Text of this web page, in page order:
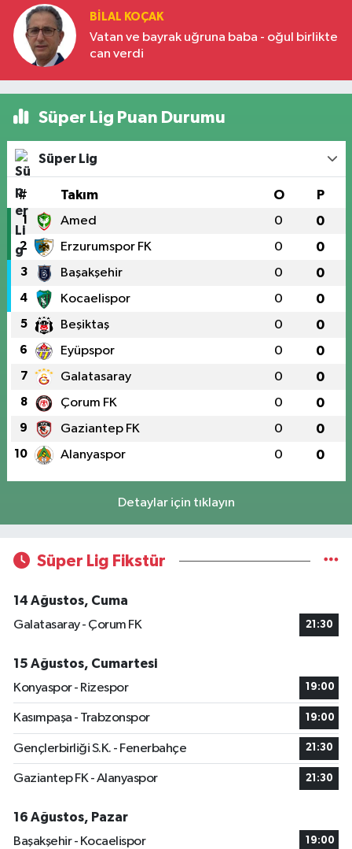
BILAL KOÇAK
Vatan ve bayrak uğruna baba - oğul birlikte
can verdi
Süper Lig Puan Durumu
Süper Lig
# Takım O P
1 Amed 0 0
2 Erzurumspor FK 0 0
3 Başakşehir 0 0
4 Kocaelispor 0 0
5 Beşiktaş 0 0
6 Eyüpspor 0 0
7 Galatasaray 0 0
8 Çorum FK 0 0
9 Gaziantep FK 0 0
10 Alanyaspor 0 0
Detaylar için tıklayın
Süper Lig Fikstür
14 Ağustos, Cuma
Galatasaray - Çorum FK
21:30
15 Ağustos, Cumartesi
Konyaspor - Rizespor
19:00
Kasımpaşa - Trabzonspor 19:00
Gençlerbirliği S.K. - Fenerbahçe 21:30
Gaziantep FK - Alanyaspor 21:30
16 Ağustos, Pazar
Başakşehir - Kocaelispor
19:00